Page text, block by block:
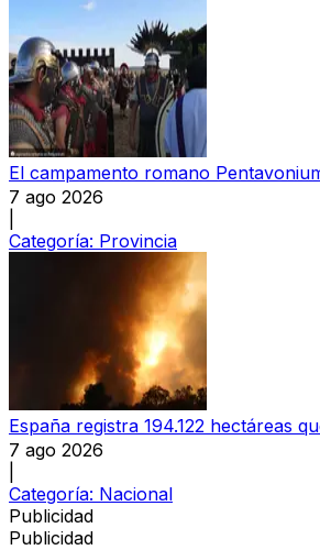
El campamento romano
7 ago 2026
Categoría: Provincia
España registra 194.122 hectáreas
7 ago 2026
Categoría: Nacional
Publicidad
Publicidad